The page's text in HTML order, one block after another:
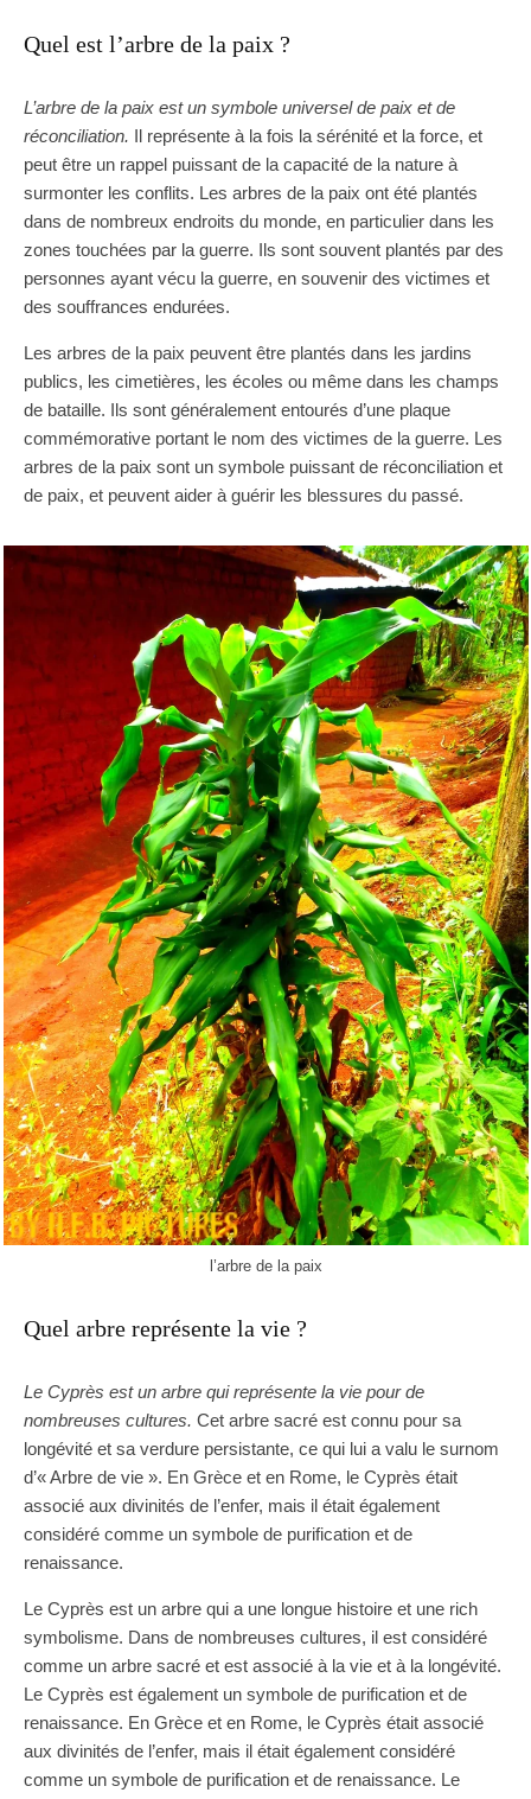
Quel est l’arbre de la paix ?
L’arbre de la paix est un symbole universel de paix et de
réconciliation. Il représente à la fois la sérénité et la force, et
peut être un rappel puissant de la capacité de la nature à
surmonter les conflits. Les arbres de la paix ont été plantés
dans de nombreux endroits du monde, en particulier dans les
zones touchées par la guerre. Ils sont souvent plantés par des
personnes ayant vécu la guerre, en souvenir des victimes et
des souffrances endurées.
Les arbres de la paix peuvent être plantés dans les jardins
publics, les cimetières, les écoles ou même dans les champs
de bataille. Ils sont généralement entourés d’une plaque
commémorative portant le nom des victimes de la guerre. Les
arbres de la paix sont un symbole puissant de réconciliation et
de paix, et peuvent aider à guérir les blessures du passé.
l’arbre de la paix
Quel arbre représente la vie ?
Le Cyprès est un arbre qui représente la vie pour de
nombreuses cultures. Cet arbre sacré est connu pour sa
longévité et sa verdure persistante, ce qui lui a valu le surnom
d’« Arbre de vie ». En Grèce et en Rome, le Cyprès était
associé aux divinités de l’enfer, mais il était également
considéré comme un symbole de purification et de
renaissance.
Le Cyprès est un arbre qui a une longue histoire et une rich
symbolisme. Dans de nombreuses cultures, il est considéré
comme un arbre sacré et est associé à la vie et à la longévité.
Le Cyprès est également un symbole de purification et de
renaissance. En Grèce et en Rome, le Cyprès était associé
aux divinités de l’enfer, mais il était également considéré
comme un symbole de purification et de renaissance. Le